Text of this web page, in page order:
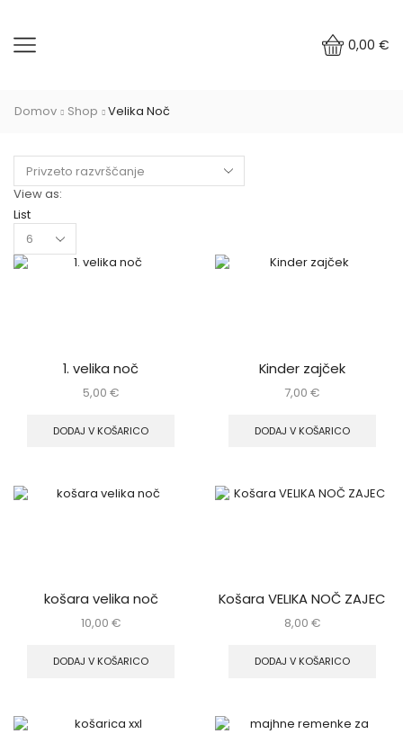
0,00 €
Domov Shop Velika Noč
View as:
List
per
page
1. velika noč
5,00 €
DODAJ V KOŠARICO
Kinder zajček
7,00 €
DODAJ V KOŠARICO
košara velika noč
10,00 €
DODAJ V KOŠARICO
Košara VELIKA NOČ ZAJEC
8,00 €
DODAJ V KOŠARICO